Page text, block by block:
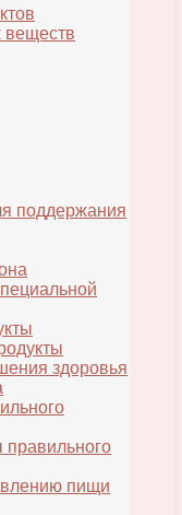
веществ
поддержания
здоровья
пищи